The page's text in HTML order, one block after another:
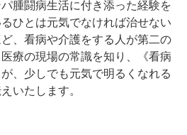
腫闘病生活に付き添った経験を
ひとは元気でなければ治せない
、看病や介護をする人が第二の
療の現場の常識を知り、《看病
、少しでも元気で明るくなれる
いたします。